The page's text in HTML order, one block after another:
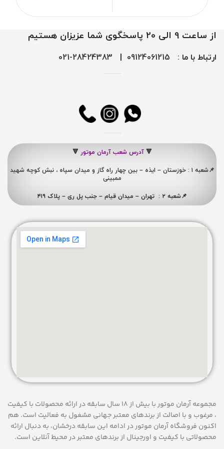
از ساعت 9 الی 20 پاسخگوی شما عزیزان هستیم
ارتباط با ما : 09124061215
28424383-021
🔻 آدرس شعب آرمان موتور 🔻
📌شعبه ۱ : خوزستان – ایذه – بین چهار راه گاز و میدان سپاه ، نبش کوچه شهید
ممبینی
📌شعبه ۲ : تهران – میدان قیام – جنب پل ری – پلاک ۴۱۹
مجموعه آرمان موتور با بیش از 18 سال سابقه در ارائه محصولات با کيفيت
، مرغوب و با اصالت از برندهای معتبر جهانی مشغول به فعاليت است. هم
اکنون فروشگاه آرمان موتوردر ادامه اين سابقه درخشان، به دنبال ارائه
محصولاتی با کيفيت و اورجينال از برندهای معتبر در محيط آنلاين است.